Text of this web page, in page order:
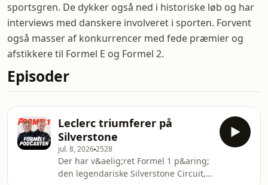
sportsgren. De dykker også ned i historiske løb og har
interviews med danskere involveret i sporten. Forvent
også masser af konkurrencer med fede præmier og
afstikkere til Formel E og Formel 2.
Episoder
Leclerc triumferer på
Silverstone
jul. 8, 20262528
Der har v&aelig;ret Formel 1 p&aring;
den legendariske Silverstone Circuit,